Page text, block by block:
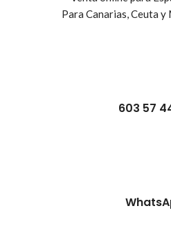
Para Canarias, Ceuta
603 57